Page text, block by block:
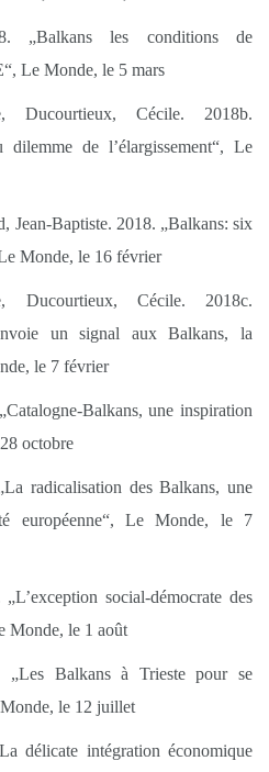
„Balkans les conditions de
Le Monde, le 5 mars
Ducourtieux, Cécile. 2018b.
de l’élargissement“, Le
Jean-Baptiste. 2018. „Balkans: six
Monde, le 16 février
Ducourtieux, Cécile. 2018c.
un signal aux Balkans, la
le 7 février
Balkans, une inspiration
octobre
radicalisation des Balkans, une
européenne“, Le Monde, le 7
social-démocrate des
Monde, le 1 août
„Les Balkans à Trieste pour se
le 12 juillet
délicate intégration économique